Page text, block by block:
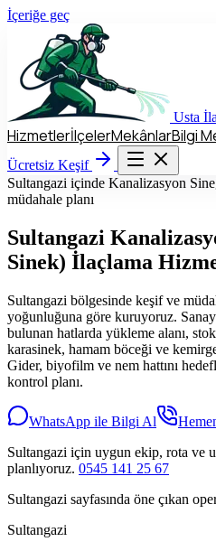
İçeriğe geç
Usta
HizmetlerİlçelerMekânlarBilgi
Ücretsiz Keşif
Hizmetler İlçeler Mekânlar
Ücretsiz Keşif
Sultangazi içinde Kanalizasyon
müdahale planı
Sultangazi
Sinek) İlaçlama
Sultangazi bölgesinde keşif ve
yoğunluğuna göre kuruyoruz.
bulunan hatlarda yükleme alanı,
karasinek, hamam böceği ve
Gider, biyofilm ve nem hattını
kontrol planı.
WhatsApp ile Bilgi Al
Sultangazi için uygun ekip, rota ve
planlıyoruz. 0545 141 25 67
Sultangazi sayfasında öne çıkan
Sultangazi